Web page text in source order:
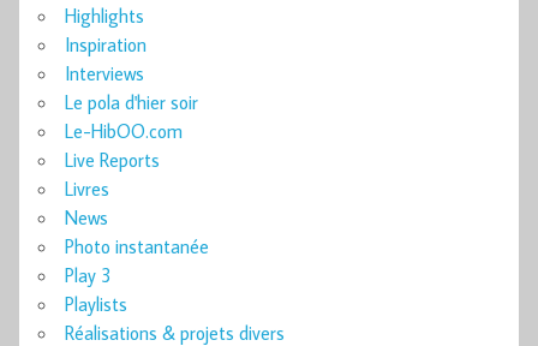
Highlights
Inspiration
Interviews
Le pola d'hier soir
Le-HibOO.com
Live Reports
Livres
News
Photo instantanée
Play 3
Playlists
Réalisations & projets divers